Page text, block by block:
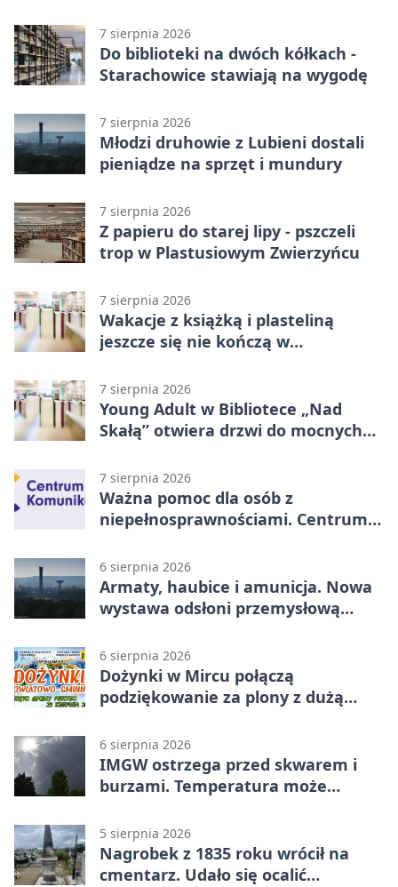
7 sierpnia 2026
Do biblioteki na dwóch kółkach -
Starachowice stawiają na wygodę
7 sierpnia 2026
Młodzi druhowie z Lubieni dostali
pieniądze na sprzęt i mundury
7 sierpnia 2026
Z papieru do starej lipy - pszczeli
trop w Plastusiowym Zwierzyńcu
7 sierpnia 2026
Wakacje z książką i plasteliną
jeszcze się nie kończą w
7 sierpnia 2026
Young Adult w Bibliotece „Nad
Skałą” otwiera drzwi do mocnych
7 sierpnia 2026
Ważna pomoc dla osób z
niepełnosprawnościami. Centrum
6 sierpnia 2026
Armaty, haubice i amunicja. Nowa
wystawa odsłoni przemysłową
6 sierpnia 2026
Dożynki w Mircu połączą
podziękowanie za plony z dużą
6 sierpnia 2026
IMGW ostrzega przed skwarem i
burzami. Temperatura może
5 sierpnia 2026
Nagrobek z 1835 roku wrócił na
cmentarz. Udało się ocalić